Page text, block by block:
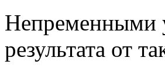
Непременными
результата от